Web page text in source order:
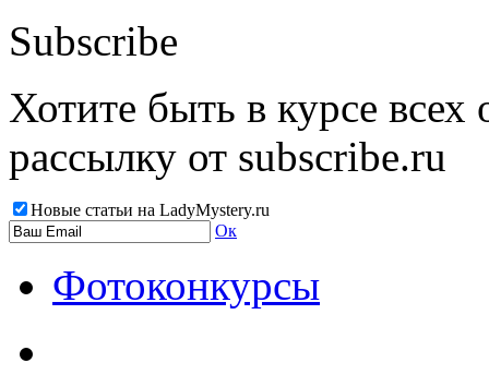
Subscribe
Хотите быть в курсе
рассылку от subscribe.ru
Новые статьи на LadyMystery.ru
Ок
Фотоконкурсы